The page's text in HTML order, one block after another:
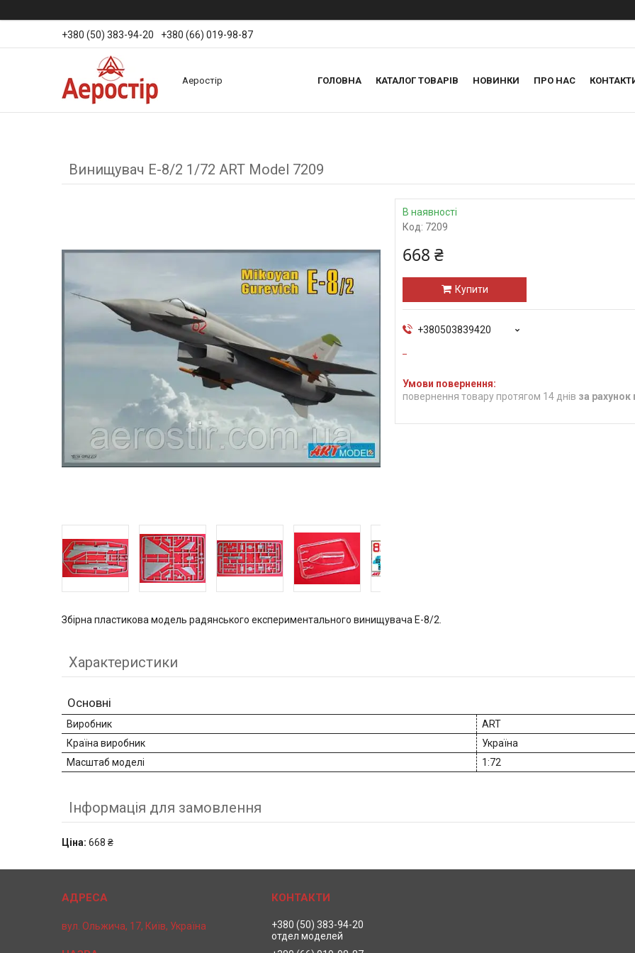
+380 (50) 383-94-20 +380 (66) 019-98-87
Аеростір ГОЛОВНА КАТАЛОГ ТОВАРІВ НОВИНКИ ПРО НАС
Винищувач E-8/2 1/72 ART Model 7209
В наявності
Код: 7209
668 ₴
Купити
+380503839420
повернення товару протягом 14 днів за рахунок
Збірна пластикова модель радянського експериментального винищувача Е-8/2.
Характеристики
Основні
Виробник
ART
Країна виробник
Україна
Масштаб моделі
1:72
Інформація для замовлення
Ціна: 668 ₴
вул. Ольжича, 17, Київ, Україна
+380 (50) 383-94-20
отдел моделей